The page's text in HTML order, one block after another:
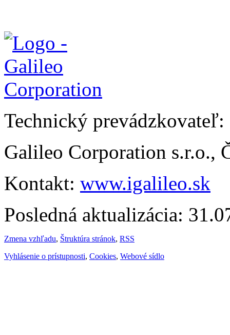
Technický prevádzkovateľ:
Galileo Corporation s.r.o.,
Kontakt: www.igalileo.sk
Posledná aktualizácia:
Zmena vzhľadu, Štruktúra stránok, RSS
Vyhlásenie o prístupnosti, Cookies, Webové sídlo